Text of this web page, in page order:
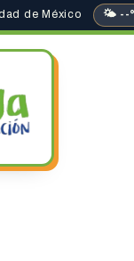
de México 🌤 --